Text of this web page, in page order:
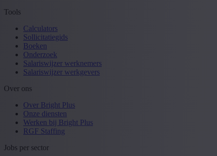
Tools
Calculators
Sollicitatiegids
Boeken
Onderzoek
Salariswijzer werknemers
Salariswijzer werkgevers
Over ons
Over Bright Plus
Onze diensten
Werken bij Bright Plus
RGF Staffing
Jobs per sector